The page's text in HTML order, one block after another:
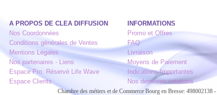
A PROPOS DE CLEA DIFFUSION
INFORMATIONS
Nos Coordonnées
Promo et Offres
Conditions générales de Ventes
FAQ
Mentions Légales
Livraison
Nos partenaires - Liens
Moyens de Paiement
Espace Pro. Réservé Life Wave
Indications Importantes
Espace Clients
Nos dernières créations
Chambre des métiers et de Commerce Bourg en Bresse: 498002138